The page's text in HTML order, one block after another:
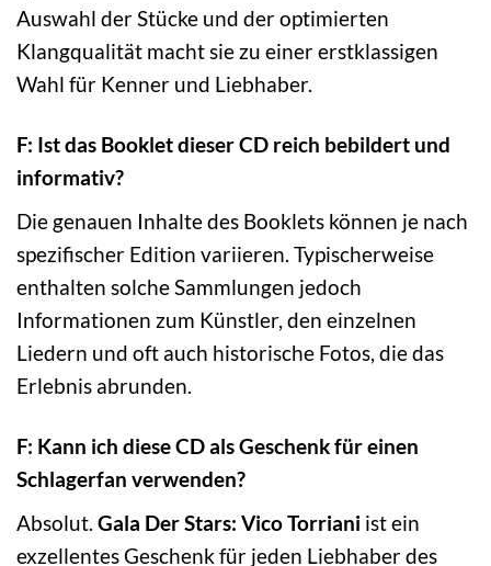
Auswahl der Stücke und der optimierten
Klangqualität macht sie zu einer erstklassigen
Wahl für Kenner und Liebhaber.
F: Ist das Booklet dieser CD reich bebildert und
informativ?
Die genauen Inhalte des Booklets können je nach
spezifischer Edition variieren. Typischerweise
enthalten solche Sammlungen jedoch
Informationen zum Künstler, den einzelnen
Liedern und oft auch historische Fotos, die das
Erlebnis abrunden.
F: Kann ich diese CD als Geschenk für einen
Schlagerfan verwenden?
Absolut. Gala Der Stars: Vico Torriani ist ein
exzellentes Geschenk für jeden Liebhaber des